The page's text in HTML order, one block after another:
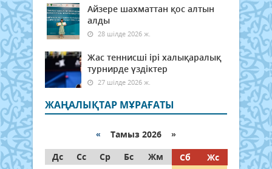
Айзере шахматтан қос алтын
алды
28 шілде 2026 ж.
Жас теннисші ірі халықаралық
турнирде үздіктер
27 шілде 2026 ж.
ЖАҢАЛЫҚТАР МҰРАҒАТЫ
« Тамыз 2026 »
Дс
Сс Ср Бс Жм Сб
Жс